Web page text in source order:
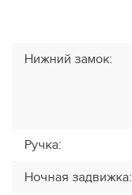
Нижний замок:
Ручка:
Ночная задвижка: